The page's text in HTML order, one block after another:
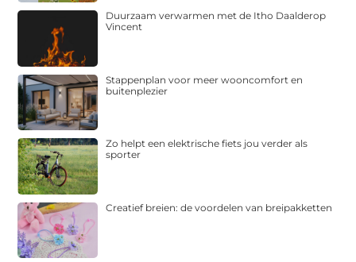
Duurzaam verwarmen met de Itho Daalderop
Vincent
Stappenplan voor meer wooncomfort en
buitenplezier
Zo helpt een elektrische fiets jou verder als
sporter
Creatief breien: de voordelen van breipakketten